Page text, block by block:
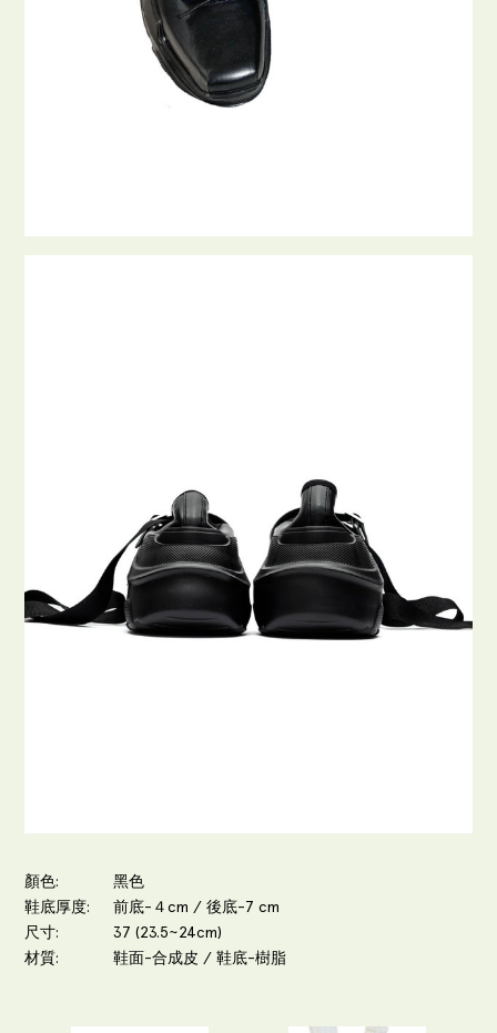
顏色
黑色
鞋底厚度
前底-４cm / 後底-7 cm
尺寸
37 (23.5~24cm)
材質
鞋面-合成皮 / 鞋底-樹脂